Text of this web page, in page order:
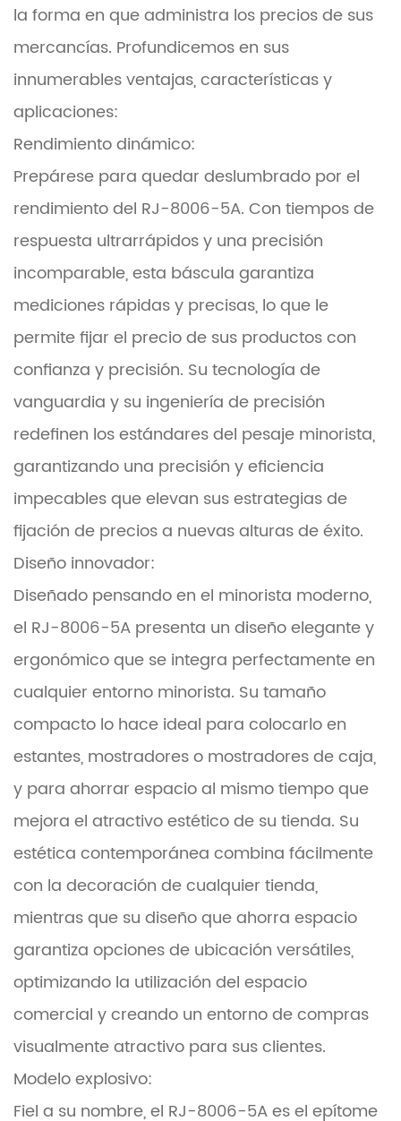
la forma en que administra los precios de sus
mercancías. Profundicemos en sus
innumerables ventajas, características y
aplicaciones:
Rendimiento dinámico:
Prepárese para quedar deslumbrado por el
rendimiento del RJ-8006-5A. Con tiempos de
respuesta ultrarrápidos y una precisión
incomparable, esta báscula garantiza
mediciones rápidas y precisas, lo que le
permite fijar el precio de sus productos con
confianza y precisión. Su tecnología de
vanguardia y su ingeniería de precisión
redefinen los estándares del pesaje minorista,
garantizando una precisión y eficiencia
impecables que elevan sus estrategias de
fijación de precios a nuevas alturas de éxito.
Diseño innovador:
Diseñado pensando en el minorista moderno,
el RJ-8006-5A presenta un diseño elegante y
ergonómico que se integra perfectamente en
cualquier entorno minorista. Su tamaño
compacto lo hace ideal para colocarlo en
estantes, mostradores o mostradores de caja,
y para ahorrar espacio al mismo tiempo que
mejora el atractivo estético de su tienda. Su
estética contemporánea combina fácilmente
con la decoración de cualquier tienda,
mientras que su diseño que ahorra espacio
garantiza opciones de ubicación versátiles,
optimizando la utilización del espacio
comercial y creando un entorno de compras
visualmente atractivo para sus clientes.
Modelo explosivo:
Fiel a su nombre, el RJ-8006-5A es el epítome